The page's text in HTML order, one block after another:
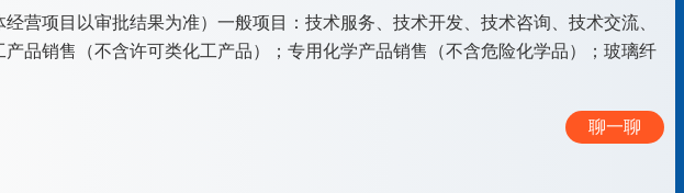
项目以审批结果为准）一般项目：技术服务、技术开发、技术咨询、技术交流、
品销售（不含许可类化工产品）；专用化学产品销售（不含危险化学品）；玻璃纤
聊一聊